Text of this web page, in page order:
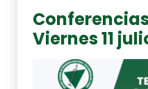
Viernes 11